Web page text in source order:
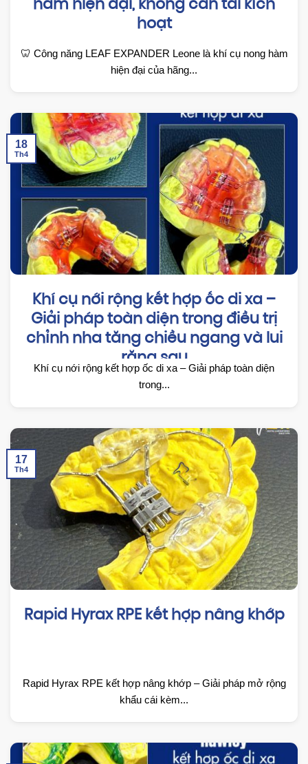
hàm hiện đại, không cần tái kích
hoạt
🦷 Công năng LEAF EXPANDER Leone là khí cụ nong hàm
hiện đại của hãng...
Khí cụ nới rộng kết hợp ốc di xa –
Giải pháp toàn diện trong điều trị
chỉnh nha tăng chiều ngang và lui
răng sau
Khí cụ nới rộng kết hợp ốc di xa – Giải pháp toàn diện
trong...
18
Th4
Rapid Hyrax RPE kết hợp nâng khớp
Rapid Hyrax RPE kết hợp nâng khớp – Giải pháp mở rộng
khẩu cái kèm...
17
Th4